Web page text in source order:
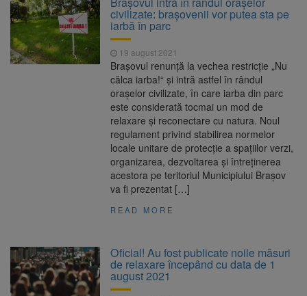
poate funcționa cel puțin încă nouă zile
10 august 2026
Șapte persoane, arestate
preventiv după atacul asupra ambulanței
„răpește copii”
10 august 2026
A căzut aproximativ 10 metri
în Piatra Craiului. Turist salvat de Salvamont
Concert cu intrare liberă la
Făgăraș, pe 14 august. Cvartetul NaunArt
aduce pe scenă muzicieni brașoveni
civilizate: brașovenii vor putea sta pe
iarbă în parc
19 august 2021
Brașovul renunță la vechea restricție „Nu
călca iarba!“ și intră astfel în rândul
orașelor civilizate, în care iarba din parc
este considerată tocmai un mod de
relaxare și reconectare cu natura. Noul
regulament privind stabilirea normelor
locale unitare de protecţie a spaţiilor verzi,
organizarea, dezvoltarea şi întreţinerea
acestora pe teritoriul Municipiului Braşov
va fi prezentat […]
READ MORE
Oficial! Au fost publicate noile măsuri
de relaxare începând cu data de 1
august 2021